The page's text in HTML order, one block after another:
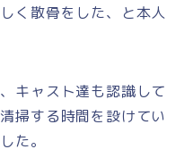
く散骨をした、と本人
キャスト達も認識して
掃する時間を設けてい
た。